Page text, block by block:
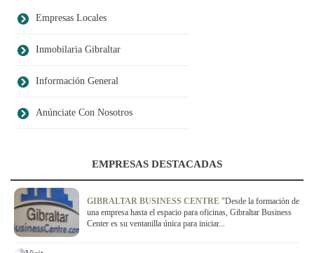
Empresas Locales
Inmobilaria Gibraltar
Información General
Anúnciate Con Nosotros
EMPRESAS DESTACADAS
GIBRALTAR BUSINESS CENTRE "Desde la formación de
una empresa hasta el espacio para oficinas, Gibraltar Business
Center es su ventanilla única para iniciar...